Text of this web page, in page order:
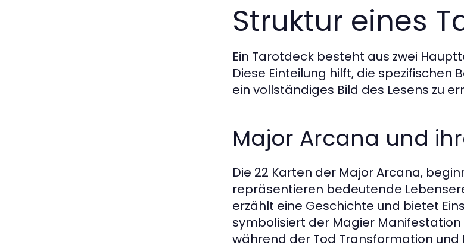
Struktur eines
Ein Tarotdeck besteht aus zwei
Diese Einteilung hilft, die
ein vollständiges Bild des Lesens zu
Major Arcana und
Die 22 Karten der Major Arcana,
repräsentieren bedeutende
erzählt eine Geschichte und bietet
symbolisiert der Magier
während der Tod Transformation